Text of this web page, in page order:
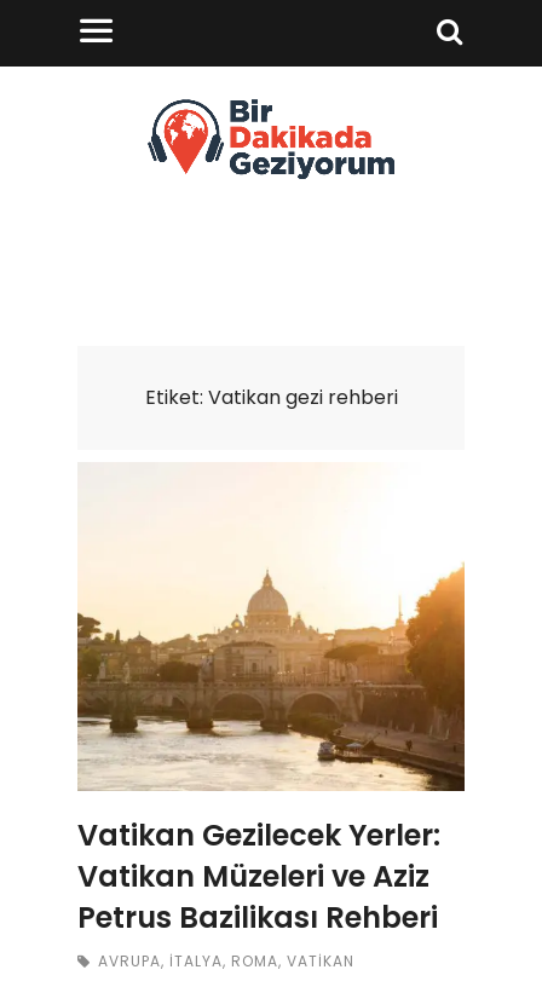
Etiket: Vatikan gezi rehberi
Vatikan Gezilecek Yerler:
Vatikan Müzeleri ve Aziz
Petrus Bazilikası Rehberi
AVRUPA, İTALYA, ROMA, VATIKAN